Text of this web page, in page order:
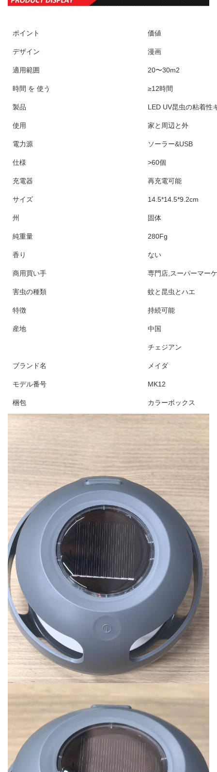
ポイント 価値
デザイン 漫画
適用範囲 20〜30m2
時間 を 使う ≥12時間
製品 LED UV昆虫の粘着性
使用 家と周辺と外
電力源 ソーラー&USB
仕様 >60個
充電器 再充電可能
サイズ 14.5*14.5*9.2cm
州 固体
純重量 280Fg
香り ない
商用買い手 専門店,スーパーマー
害虫の種類 蚊と昆虫とハエ
特徴 持続可能
産地 中国
チェジアン
ブランド名 メイダ
モデル番号 MK12
梱包 カラーボックス